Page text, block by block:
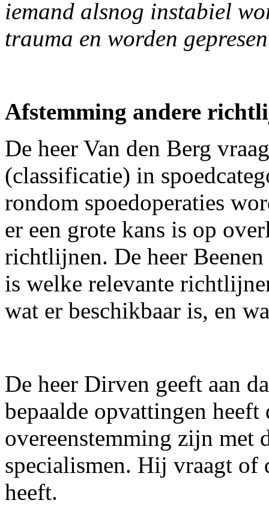
iemand alsnog instabiel
trauma en worden
Afstemming andere
De heer Van den Berg
(classificatie) in
rondom spoedoperaties
er een grote kans is op
richtlijnen. De heer
is welke relevante
wat er beschikbaar is, en
De heer Dirven geeft aan
bepaalde opvattingen
overeenstemming zijn met
specialismen. Hij vraagt of
heeft.